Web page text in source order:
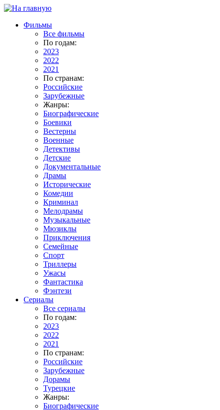
Фильмы
Все фильмы
По годам:
2023
2022
2021
По странам:
Российские
Зарубежные
Жанры:
Биографические
Боевики
Вестерны
Военные
Детективы
Детские
Документальные
Драмы
Исторические
Комедии
Криминал
Мелодрамы
Музыкальные
Мюзиклы
Приключения
Семейные
Спорт
Триллеры
Ужасы
Фантастика
Фэнтези
Сериалы
Все сериалы
По годам:
2023
2022
2021
По странам:
Российские
Зарубежные
Дорамы
Турецкие
Жанры:
Биографические